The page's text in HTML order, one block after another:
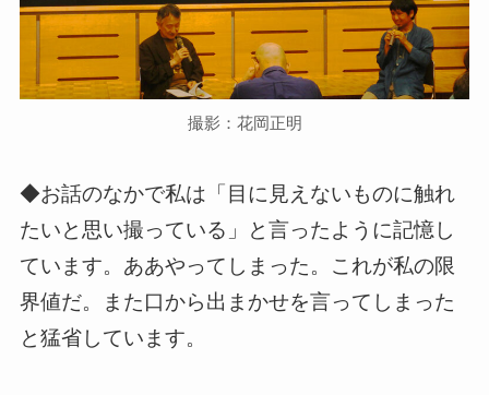
撮影：花岡正明
◆お話のなかで私は「目に見えないものに触れ
たいと思い撮っている」と言ったように記憶し
ています。ああやってしまった。これが私の限
界値だ。また口から出まかせを言ってしまった
と猛省しています。